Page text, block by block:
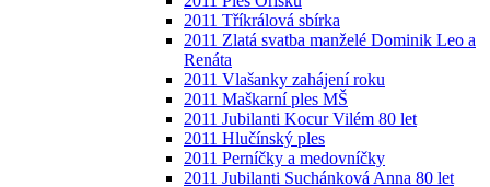
2011 Tříkrálová sbírka
2011 Zlatá svatba manželé Dominik Leo a
Renáta
2011 Vlašanky zahájení roku
2011 Maškarní ples MŠ
2011 Jubilanti Kocur Vilém 80 let
2011 Hlučínský ples
2011 Perníčky a medovníčky
2011 Jubilanti Suchánková Anna 80 let